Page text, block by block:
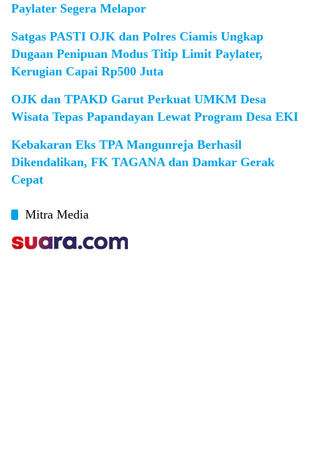
Paylater Segera Melapor
Satgas PASTI OJK dan Polres Ciamis Ungkap
Dugaan Penipuan Modus Titip Limit Paylater,
Kerugian Capai Rp500 Juta
OJK dan TPAKD Garut Perkuat UMKM Desa
Wisata Tepas Papandayan Lewat Program Desa EKI
Kebakaran Eks TPA Mangunreja Berhasil
Dikendalikan, FK TAGANA dan Damkar Gerak
Cepat
Mitra Media